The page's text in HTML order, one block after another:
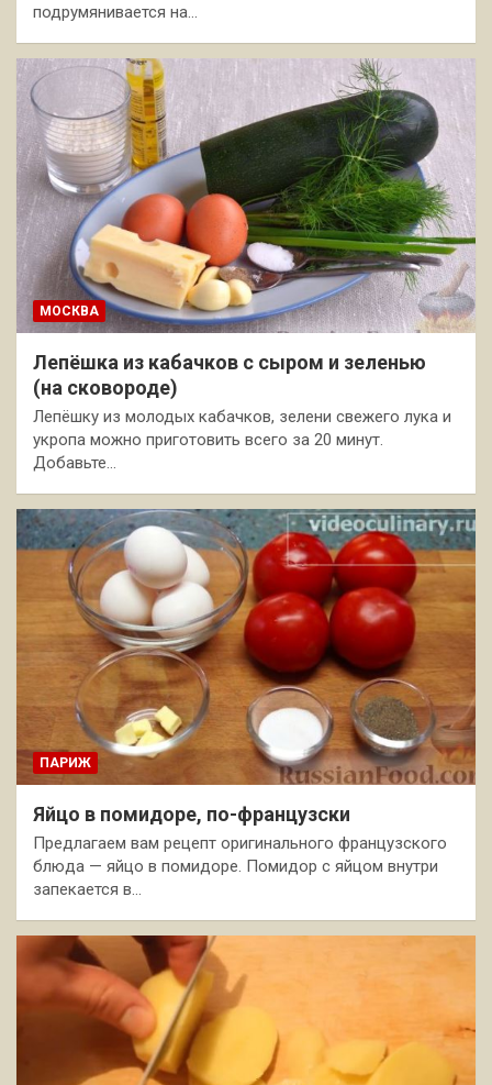
подрумянивается на…
МОСКВА
Лепёшка из кабачков с сыром и зеленью
(на сковороде)
Лепёшку из молодых кабачков, зелени свежего лука и
укропа можно приготовить всего за 20 минут.
Добавьте…
ПАРИЖ
Яйцо в помидоре, по-французски
Предлагаем вам рецепт оригинального французского
блюда — яйцо в помидоре. Помидор с яйцом внутри
запекается в…